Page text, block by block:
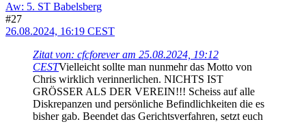
Aw: 5. ST Babelsberg
#27
26.08.2024, 16:19 CEST
Zitat von: cfcforever am 25.08.2024, 19:12
CESTVielleicht sollte man nunmehr das Motto von
Chris wirklich verinnerlichen. NICHTS IST
GRÖSSER ALS DER VEREIN!!! Scheiss auf alle
Diskrepanzen und persönliche Befindlichkeiten die es
bisher gab. Beendet das Gerichtsverfahren, setzt euch